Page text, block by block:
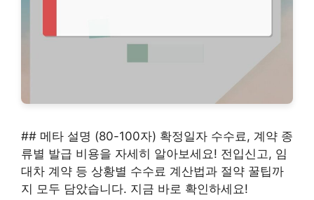
## 메타 설명 (80-100자) 확정일자 수수료, 계약 종
류별 발급 비용을 자세히 알아보세요! 전입신고, 임
대차 계약 등 상황별 수수료 계산법과 절약 꿀팁까
지 모두 담았습니다. 지금 바로 확인하세요!